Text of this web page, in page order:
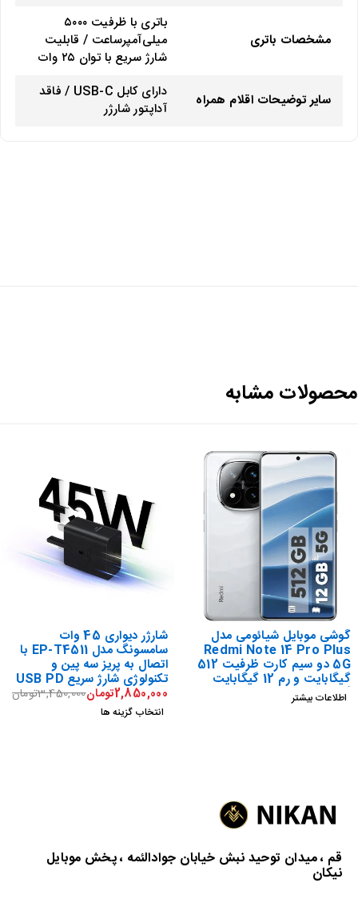
مشخصات باتری
باتری با ظرفیت ۵۰۰۰
میلی‌آمپرساعت / قابلیت
شارژ سریع با توان ۲۵ وات
سایر توضیحات اقلام همراه
دارای کابل USB-C / فاقد
آداپتور شارژر
مشابه
گوشی موبایل شیائومی مدل
Redmi Note 14 Pro Plus
5G دو سیم کارت ظرفیت 512
گیگابایت و رم 12 گیگابایت
گلوبال
اطلاعات بیشتر
-17% شارژر دیواری 45 وات
سامسونگ مدل EP-T4511 با
اتصال به پریز سه پین و
تکنولوژی شارژ سریع USB PD
3.0، دارای درگاه خروجی USB
Type-C،
3,450,000تومان 2,850,000تومان
انتخاب گزینه ها
قم ، میدان توحید نبش خیابان جوادالئمه ، پخش موبایل
نیکان